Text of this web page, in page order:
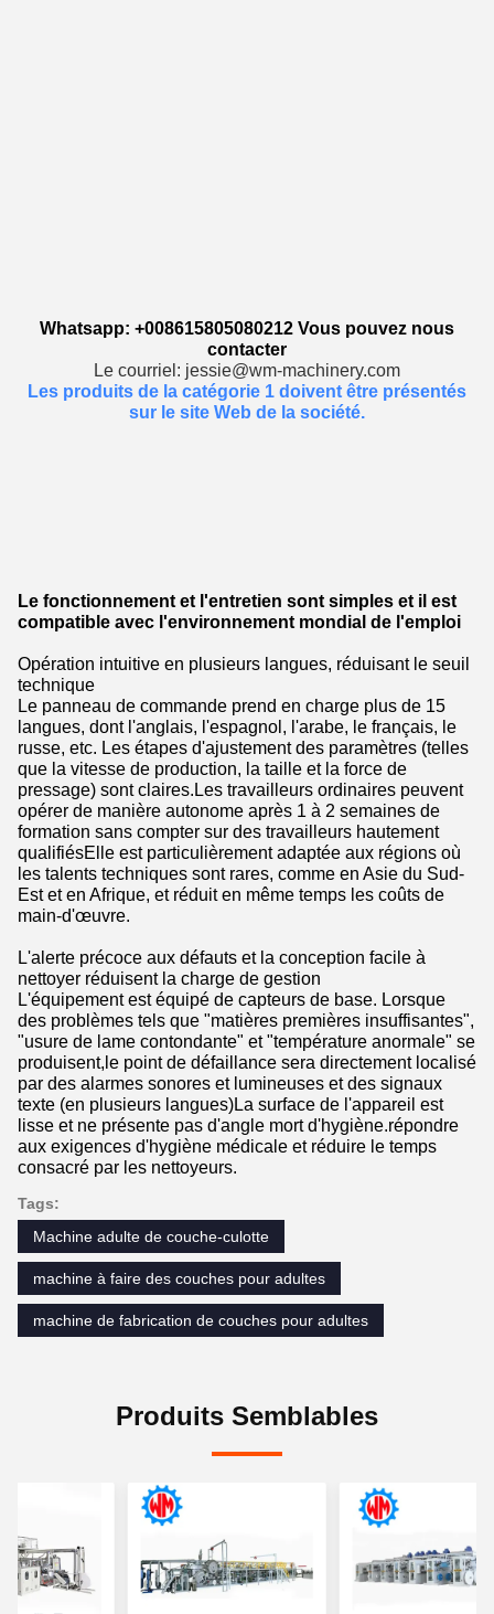
Whatsapp: +008615805080212 Vous pouvez nous
contacter
Le courriel: jessie@wm-machinery.com
Les produits de la catégorie 1 doivent être présentés
sur le site Web de la société.
Le fonctionnement et l'entretien sont simples et il est
compatible avec l'environnement mondial de l'emploi
Opération intuitive en plusieurs langues, réduisant le seuil
technique
Le panneau de commande prend en charge plus de 15
langues, dont l'anglais, l'espagnol, l'arabe, le français, le
russe, etc. Les étapes d'ajustement des paramètres (telles
que la vitesse de production, la taille et la force de
pressage) sont claires.Les travailleurs ordinaires peuvent
opérer de manière autonome après 1 à 2 semaines de
formation sans compter sur des travailleurs hautement
qualifiésElle est particulièrement adaptée aux régions où
les talents techniques sont rares, comme en Asie du Sud-
Est et en Afrique, et réduit en même temps les coûts de
main-d'œuvre.
L'alerte précoce aux défauts et la conception facile à
nettoyer réduisent la charge de gestion
L'équipement est équipé de capteurs de base. Lorsque
des problèmes tels que "matières premières insuffisantes",
"usure de lame contondante" et "température anormale" se
produisent,le point de défaillance sera directement localisé
par des alarmes sonores et lumineuses et des signaux
texte (en plusieurs langues)La surface de l'appareil est
lisse et ne présente pas d'angle mort d'hygiène.répondre
aux exigences d'hygiène médicale et réduire le temps
consacré par les nettoyeurs.
Tags:
Machine adulte de couche-culotte
machine à faire des couches pour adultes
machine de fabrication de couches pour adultes
Produits Semblables